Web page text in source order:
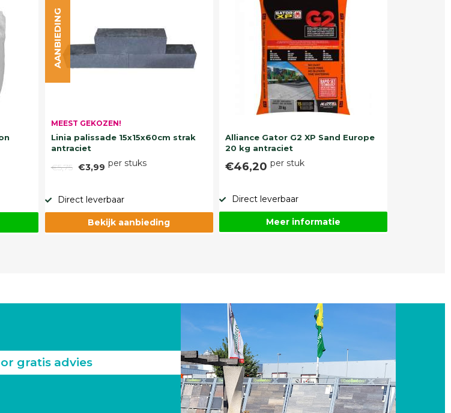
MEEST GEKOZEN!
Linia palissade 15x15x60cm strak
antraciet
€5,75 €3,99 per stuks
AANBIEDING
Direct leverbaar
Bekijk aanbieding
Alliance Gator G2 XP Sand Europe
20 kg antraciet
€46,20 per stuk
Direct leverbaar
Meer informatie
gratis advies